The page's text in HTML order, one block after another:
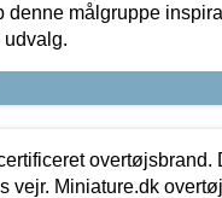
målgruppe
udvalg.
vejr. Miniature.dk